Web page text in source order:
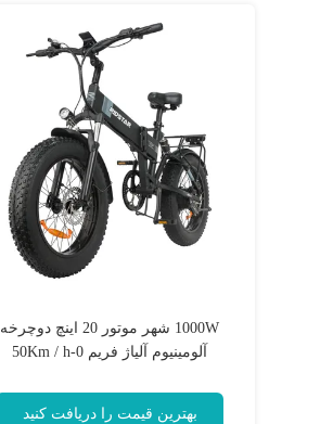
1000W شهر موتور 20 اینچ دوچرخه
آلومینیوم آلیاژ فریم 0-50Km / h
بهترین قیمت را دریافت کنید